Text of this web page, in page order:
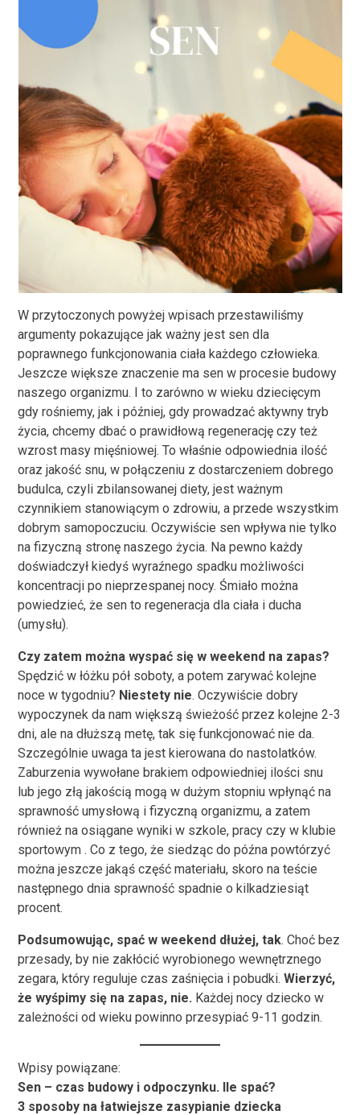
W przytoczonych powyżej wpisach przestawiliśmy
argumenty pokazujące jak ważny jest sen dla
poprawnego funkcjonowania ciała każdego człowieka.
Jeszcze większe znaczenie ma sen w procesie budowy
naszego organizmu. I to zarówno w wieku dziecięcym
gdy rośniemy, jak i później, gdy prowadzać aktywny tryb
życia, chcemy dbać o prawidłową regenerację czy też
wzrost masy mięśniowej. To właśnie odpowiednia ilość
oraz jakość snu, w połączeniu z dostarczeniem dobrego
budulca, czyli zbilansowanej diety, jest ważnym
czynnikiem stanowiącym o zdrowiu, a przede wszystkim
dobrym samopoczuciu. Oczywiście sen wpływa nie tylko
na fizyczną stronę naszego życia. Na pewno każdy
doświadczył kiedyś wyraźnego spadku możliwości
koncentracji po nieprzespanej nocy. Śmiało można
powiedzieć, że sen to regeneracja dla ciała i ducha
(umysłu).
Czy zatem można wyspać się w weekend na zapas?
Spędzić w łóżku pół soboty, a potem zarywać kolejne
noce w tygodniu? Niestety nie. Oczywiście dobry
wypoczynek da nam większą świeżość przez kolejne 2-3
dni, ale na dłuższą metę, tak się funkcjonować nie da.
Szczególnie uwaga ta jest kierowana do nastolatków.
Zaburzenia wywołane brakiem odpowiedniej ilości snu
lub jego złą jakością mogą w dużym stopniu wpłynąć na
sprawność umysłową i fizyczną organizmu, a zatem
również na osiągane wyniki w szkole, pracy czy w klubie
sportowym . Co z tego, że siedząc do późna powtórzyć
można jeszcze jakąś część materiału, skoro na teście
następnego dnia sprawność spadnie o kilkadziesiąt
procent.
Podsumowując, spać w weekend dłużej, tak. Choć bez
przesady, by nie zakłócić wyrobionego wewnętrznego
zegara, który reguluje czas zaśnięcia i pobudki.Wierzyć,
że wyśpimy się na zapas, nie. Każdej nocy dziecko w
zależności od wieku powinno przesypiać 9-11 godzin.
Wpisy powiązane:
Sen – czas budowy i odpoczynku. Ile spać?
3 sposoby na łatwiejsze zasypianie dziecka